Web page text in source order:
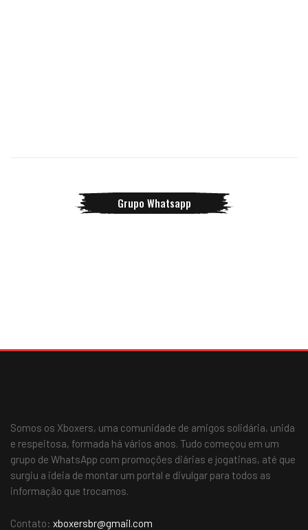
Grupo Whatsapp
Somos os Xboxers, uma comunidade de amigos solidária, unida
e respeitosa, formada há vários anos. Tudo começou em um
grupo de WhatsApp com promoções diárias e jogatinas, até que
surgiu a ideia de montar um portal e divulgar para todos as
informação que trocamos.
Contato: xboxersbr@gmail.com